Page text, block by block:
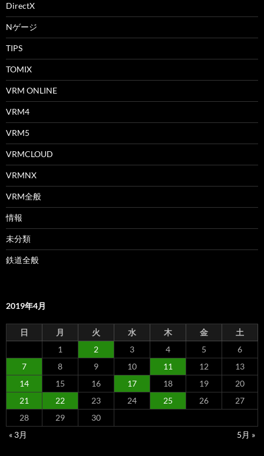
DirectX
Nゲージ
TIPS
TOMIX
VRM ONLINE
VRM4
VRM5
VRMCLOUD
VRMNX
VRM全般
情報
未分類
鉄道全般
2019年4月
日 月 火 水 木 金
土
1
2 3 4 5
6
7
8 9 10 11 12
13
14
15 16 17 18 19
20
21
22 23 24 25 26
27
28
29
30
« 3月
5月 »